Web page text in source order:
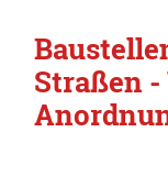
Straßen